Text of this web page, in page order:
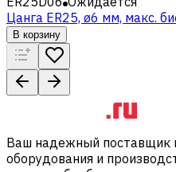
Цанга ER25, ø6 мм, макс.
В корзину
Ваш надежный поставщик
оборудования и